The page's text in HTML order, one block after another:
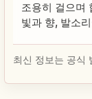
조용히 걸으며
빛과 향, 발소
최신 정보는 공식